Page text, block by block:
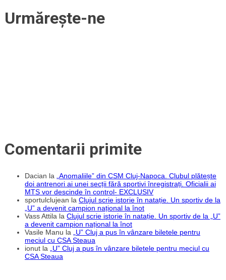
Urmărește-ne
Comentarii primite
Dacian la „Anomaliile” din CSM Cluj-Napoca. Clubul plătește
doi antrenori ai unei secții fără sportivi înregistrați. Oficialii ai
MTS vor descinde în control- EXCLUSIV
sportulclujean la Clujul scrie istorie în natație. Un sportiv de la
„U” a devenit campion național la înot
Vass Attila la Clujul scrie istorie în natație. Un sportiv de la „U”
a devenit campion național la înot
Vasile Manu la „U” Cluj a pus în vânzare biletele pentru
meciul cu CSA Steaua
ionut la „U” Cluj a pus în vânzare biletele pentru meciul cu
CSA Steaua